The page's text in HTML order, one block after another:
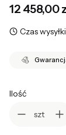
Cena
12 458,00
Czas
Ilość
szt